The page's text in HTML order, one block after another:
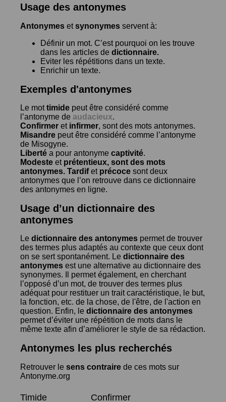
Usage des antonymes
Antonymes etsynonymes servent à:
Définir un mot. C’est pourquoi on les trouve
dans les articles de dictionnaire.
Eviter les répétitions dans un texte.
Enrichir un texte.
Exemples d'antonymes
Le mottimide peut être considéré comme
l’antonyme de audacieux.
Confirmer et infirmer, sont des mots antonymes.
Misandre peut être considéré comme l’antonyme
de Misogyne.
Liberté a pour antonyme captivité.
Modeste et prétentieux, sont des mots
antonymes. Tardifet précoce sont deux
antonymes que l’on retrouve dans ce dictionnaire
des antonymes en ligne.
Usage d’un dictionnaire des
antonymes
Le dictionnaire des antonymes permet de trouver
des termes plus adaptés au contexte que ceux dont
on se sert spontanément. Le dictionnaire des
antonymes est une alternative au dictionnaire des
synonymes. Il permet également, en cherchant
l’opposé d’un mot, de trouver des termes plus
adéquat pour restituer un trait caractéristique, le but,
la fonction, etc. de la chose, de l'être, de l'action en
question. Enfin, le dictionnaire des antonymes
permet d’éviter une répétition de mots dans le
même texte afin d’améliorer le style de sa rédaction.
Antonymes les plus recherchés
Retrouver le sens contraire de ces mots sur
Antonyme.org
Timide Confirmer